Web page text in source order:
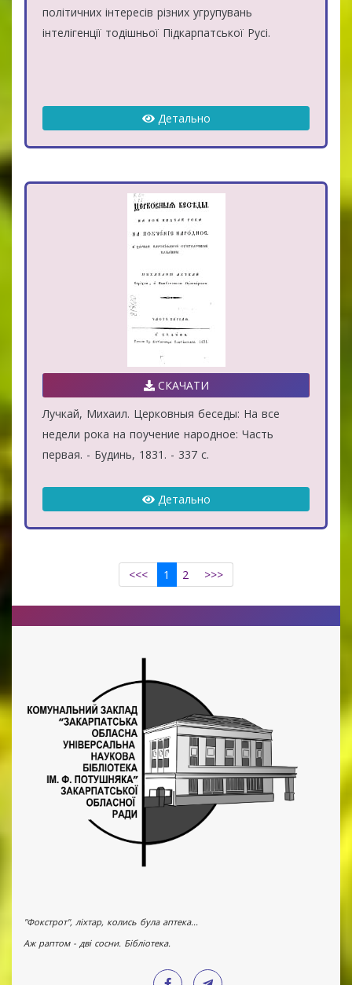
політичних інтересів різних угрупувань
інтелігенції тодішньої Підкарпатської Русі.
Детально
СКАЧАТИ
Лучкай, Михаил. Церковныя беседы: На все
недели рока на поучение народное: Часть
первая. - Будинь, 1831. - 337 с.
Детально
<<< 1 2 >>>
"Фокстрот", ліхтар, колись була аптека...
Аж раптом - дві сосни. Бібліотека.